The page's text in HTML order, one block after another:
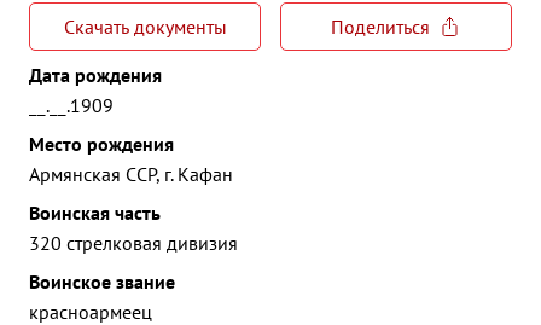
Скачать документы
Поделиться
Дата рождения
__.__.1909
Место рождения
Армянская ССР, г. Кафан
Воинская часть
320 стрелковая дивизия
Воинское звание
красноармеец